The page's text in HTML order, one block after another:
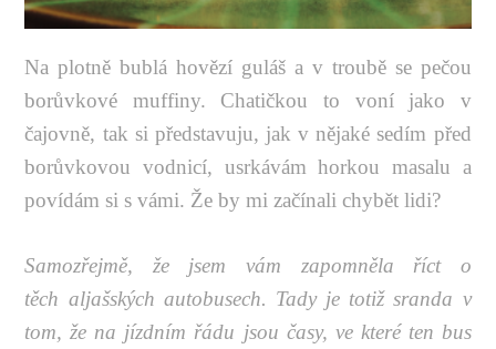
Na plotně bublá hovězí guláš a v troubě se pečou
borůvkové muffiny. Chatičkou to voní jako v
čajovně, tak si představuju, jak v nějaké sedím před
borůvkovou vodnicí, usrkávám horkou masalu a
povídám si s vámi. Že by mi začínali chybět lidi?
Samozřejmě, že jsem vám zapomněla říct o
těch aljašských autobusech. Tady je totiž sranda v
tom, že na jízdním řádu jsou časy, ve které ten bus